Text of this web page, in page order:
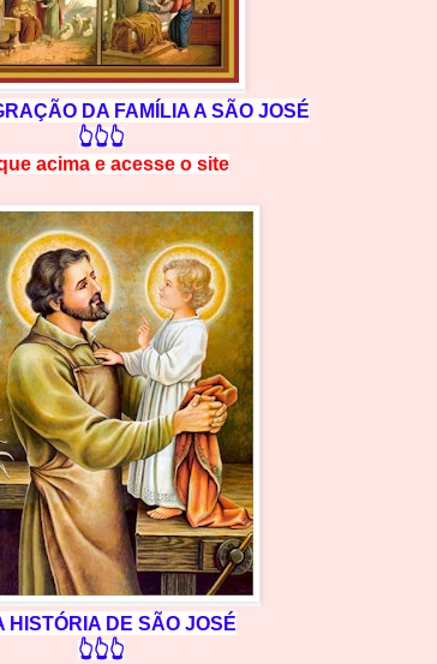
DA FAMÍLIA A SÃO JOSÉ
👆👆👆
acima e acesse o site
HISTÓRIA DE SÃO JOSÉ
👆👆👆